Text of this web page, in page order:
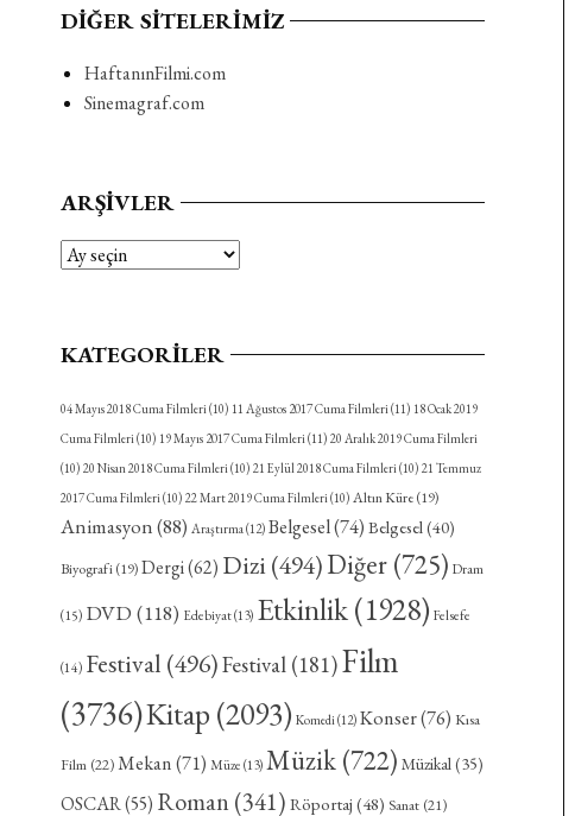
DIĞER SITELERIMIZ
HaftanınFilmi.com
Sinemagraf.com
ARŞIVLER
Arşivler
KATEGORILER
04 Mayıs 2018 Cuma Filmleri(10) 11 Ağustos 2017 Cuma Filmleri(11) 18 Ocak 2019
Cuma Filmleri(10) 19 Mayıs 2017 Cuma Filmleri(11) 20 Aralık 2019 Cuma Filmleri
(10) 20 Nisan 2018 Cuma Filmleri(10) 21 Eylül 2018 Cuma Filmleri(10) 21 Temmuz
2017 Cuma Filmleri(10) 22 Mart 2019 Cuma Filmleri(10) Altın Küre(19)
Animasyon(88) Araştırma(12) Belgesel(74) Belgesel(40)
Biyografi(19) Dergi(62) Dizi(494)Diğer(725) Dram
(15) DVD (118) Edebiyat(13) Etkinlik(1928) Felsefe
(14) Festival (496)Festival(181)Film
(3736)Kitap (2093) Komedi(12) Konser(76) Kısa
Film(22)Mekan(71) Müze (13) Müzik(722) Müzikal(35)
OSCAR(55) Roman(341) Röportaj (48) Sanat(21)